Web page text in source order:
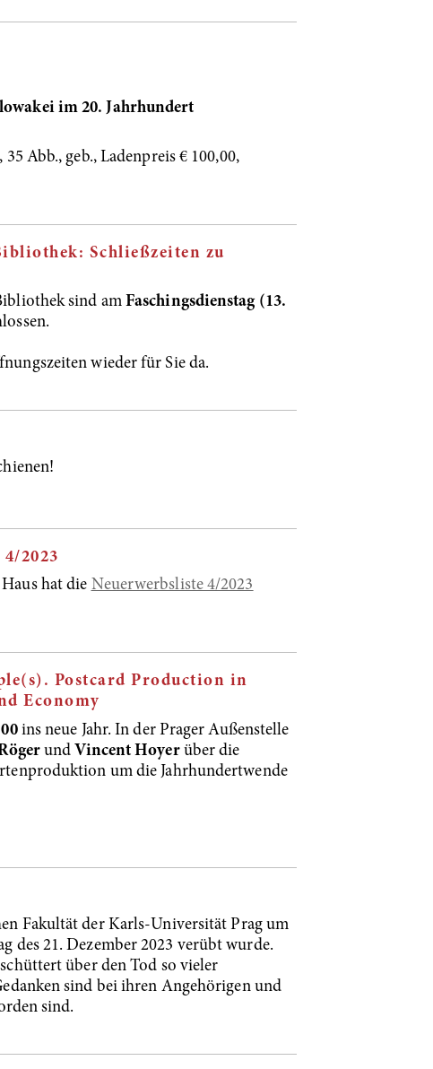
im 20. Jahrhundert
Abb., geb., Ladenpreis € 100,00,
Schließzeiten zu
sind am Faschingsdienstag (13.
wieder für Sie da.
2023
hat die Neuerwerbsliste 4/2023
Postcard Production in
Economy
ins neue Jahr. In der Prager Außenstelle
und Vincent Hoyer über die
um die Jahrhundertwende
Fakultät der Karls-Universität Prag um
des 21. Dezember 2023 verübt wurde.
über den Tod so vieler
sind bei ihren Angehörigen und
sind.